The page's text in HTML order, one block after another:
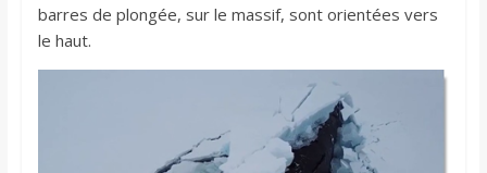
barres de plongée, sur le massif, sont orientées vers
le haut.